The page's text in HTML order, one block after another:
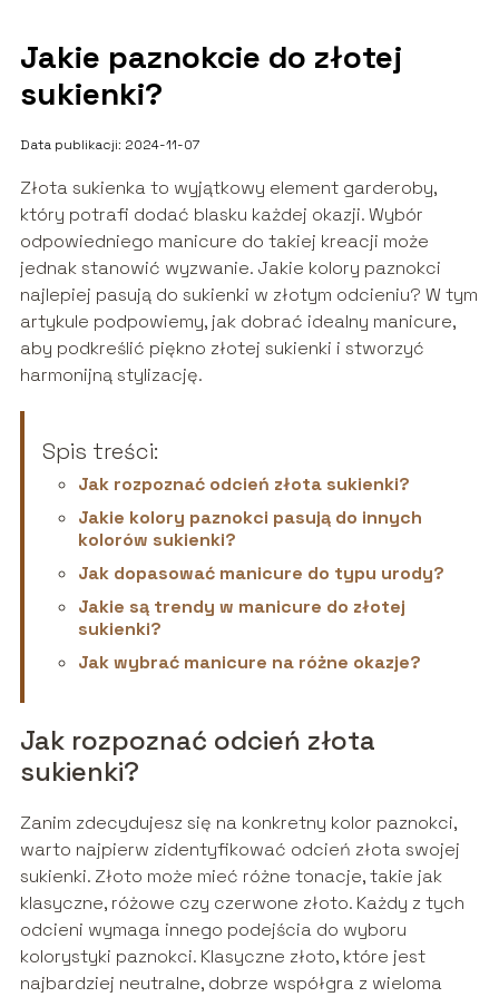
Jakie paznokcie do złotej
sukienki?
Data publikacji: 2024-11-07
Złota sukienka to wyjątkowy element garderoby,
który potrafi dodać blasku każdej okazji. Wybór
odpowiedniego manicure do takiej kreacji może
jednak stanowić wyzwanie. Jakie kolory paznokci
najlepiej pasują do sukienki w złotym odcieniu? W tym
artykule podpowiemy, jak dobrać idealny manicure,
aby podkreślić piękno złotej sukienki i stworzyć
harmonijną stylizację.
Spis treści:
Jak rozpoznać odcień złota sukienki?
Jakie kolory paznokci pasują do innych
kolorów sukienki?
Jak dopasować manicure do typu urody?
Jakie są trendy w manicure do złotej
sukienki?
Jak wybrać manicure na różne okazje?
Jak rozpoznać odcień złota
sukienki?
Zanim zdecydujesz się na konkretny kolor paznokci,
warto najpierw zidentyfikować odcień złota swojej
sukienki. Złoto może mieć różne tonacje, takie jak
klasyczne, różowe czy czerwone złoto. Każdy z tych
odcieni wymaga innego podejścia do wyboru
kolorystyki paznokci. Klasyczne złoto, które jest
najbardziej neutralne, dobrze współgra z wieloma